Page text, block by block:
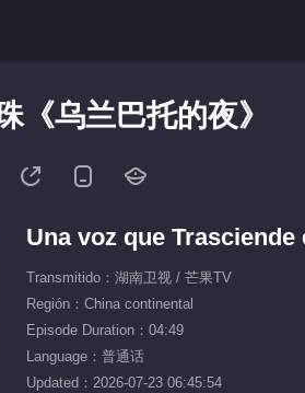
《乌兰巴托的夜》
Una voz que
Transmitido：湖南卫视 / 芒果TV
Región：China continental
Episode Duration：04:49
Language：普通话
Updated：2026-07-23 06:45:54